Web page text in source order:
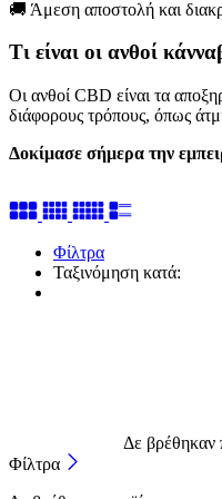
🚚 Άμεση αποστολή και
Τι είναι οι ανθοί
Οι ανθοί CBD είναι τα
διάφορους τρόπους, όπως
Δοκίμασε σήμερα την
Φίλτρα
Ταξινόμηση κατά:
Δε βρέθηκαν
Φίλτρα